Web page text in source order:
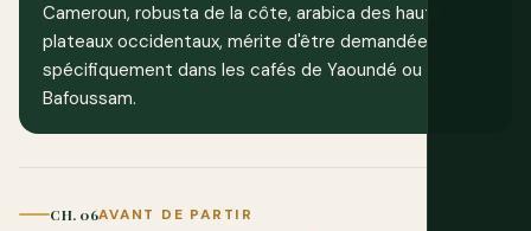
Cameroun, robusta de la côte, arabica des hauts
plateaux occidentaux, mérite d'être demandée
spécifiquement dans les cafés de Yaoundé ou
Bafoussam.
CH. 06AVANT DE PARTIR